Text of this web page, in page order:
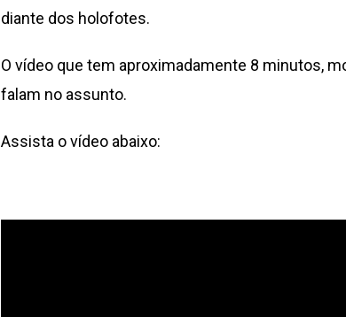
diante dos holofotes.
O vídeo que tem aproximadamente 8 minutos,
falam no assunto.
Assista o vídeo abaixo: